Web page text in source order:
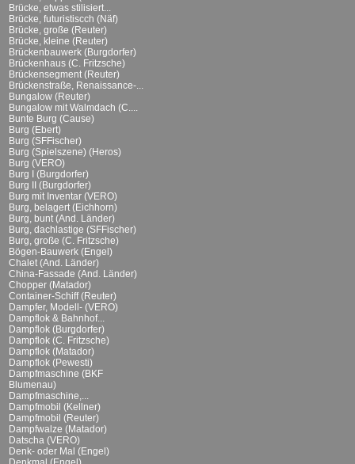
Brücke, etwas stilisiert...
Brücke, futuristiscch (Näf)
Brücke, große (Reuter)
Brücke, kleine (Reuter)
Brückenbauwerk (Burgdorfer)
Brückenhaus (C. Fritzsche)
Brückensegment (Reuter)
Brückenstraße, Renaissance-...
Bungalow (Reuter)
Bungalow mit Walmdach (C....
Bunte Burg (Cause)
Burg (Ebert)
Burg (SFFischer)
Burg (Spielszene) (Heros)
Burg (VERO)
Burg I (Burgdorfer)
Burg II (Burgdorfer)
Burg mit Inventar (VERO)
Burg, belagert (Eichhorn)
Burg, bunt (And. Länder)
Burg, dachlastige (SFFischer)
Burg, große (C. Fritzsche)
Bögen-Bauwerk (Engel)
Chalet (And. Länder)
China-Fassade (And. Länder)
Chopper (Matador)
Container-Schiff (Reuter)
Dampfer, Modell- (VERO)
Dampflok & Bahnhof...
Dampflok (Burgdorfer)
Dampflok (C. Fritzsche)
Dampflok (Matador)
Dampflok (Pewesti)
Dampfmaschine (BKF
Blumenau)
Dampfmaschine,...
Dampfmobil (Kellner)
Dampfmobil (Reuter)
Dampfwalze (Matador)
Datscha (VERO)
Denk- oder Mal (Engel)